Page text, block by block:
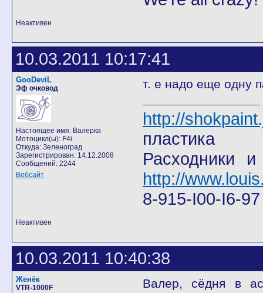
Неактивен
10.03.2011 10:17:41
GooDeviL
Эф очковод
Настоящее имя: Валерка
Мотоцикл(ы): F4i
Откуда: Зеленоград
Зарегистрирован: 14.12.2008
Сообщений: 2244
Вебсайт
т. е надо еще одну
http://
пластика
Расходники
http://
8-915-I00-I6-
Неактивен
10.03.2011 10:40:38
Женёк
VTR-1000F
Валер, сёдня в